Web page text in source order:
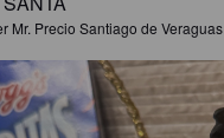
Mr. Precio Santiago de Veraguas